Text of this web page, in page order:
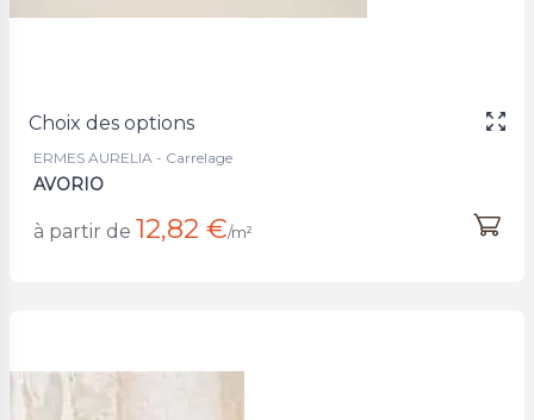
Choix des options
ERMES AURELIA - Carrelage
AVORIO
à partir de 12,82 €/m²